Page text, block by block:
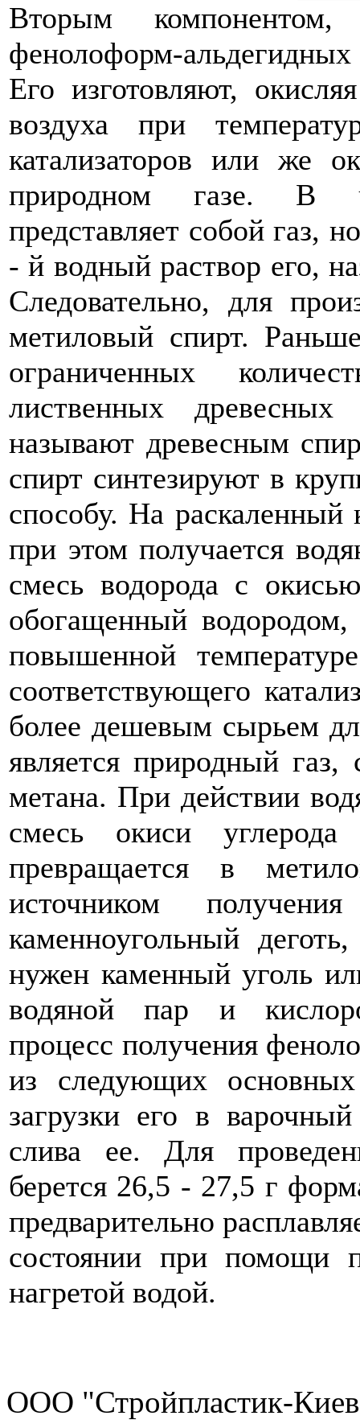
Вторым
фенолоформ-
Его изготовляют,
воздуха при
катализаторов или же
природном газе. В
представляет собой газ,
- й водный раствор его,
Следовательно, для
метиловый спирт.
ограниченных
лиственных
называют древесным
спирт синтезируют в
способу. На
при этом получается
смесь водорода с
обогащенный
повышенной
соответствующего
более дешевым сырьем
является природный
метана. При действии
смесь окиси
превращается в
источником
каменноугольный
нужен каменный уголь
водяной пар и
процесс получения
из следующих
загрузки его в
слива ее. Для
берется 26,5 - 27,5 г
предварительно
состоянии при помощи
нагретой водой.
ООО "Стройпластик-